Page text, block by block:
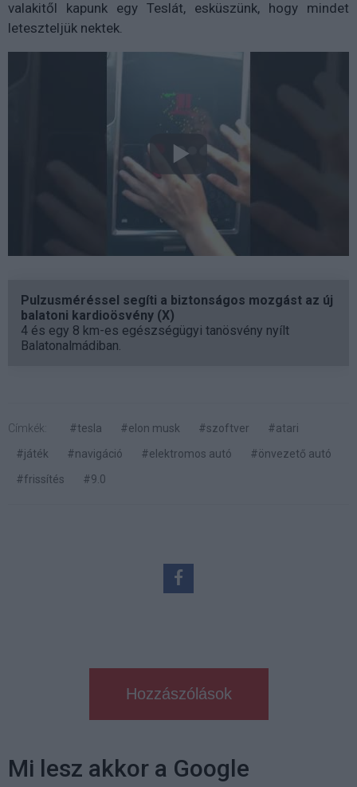
valakitől kapunk egy Teslát, esküszünk, hogy mindet
leteszteljük nektek.
Pulzusméréssel segíti a biztonságos mozgást az új
balatoni kardioösvény (X)
4 és egy 8 km-es egészségügyi tanösvény nyílt
Balatonalmádiban.
Címkék: #tesla #elon musk #szoftver
#atari
#játék
#navigáció #elektromos autó
#önvezető autó
#frissítés
#9.0
Hozzászólások
Mi lesz akkor a Google